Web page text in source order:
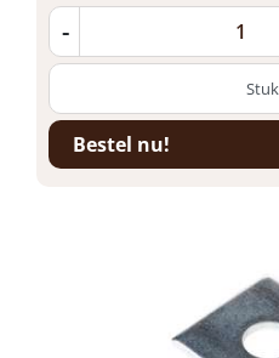
-
Bestel nu!